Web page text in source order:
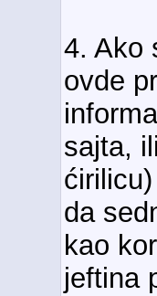
4. Ako
ovde
sajta,
da
kao
jeftina